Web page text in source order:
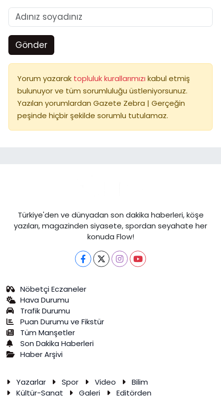
Gönder
Yorum yazarak topluluk kurallarımızı kabul etmiş
bulunuyor ve tüm sorumluluğu üstleniyorsunuz.
Yazılan yorumlardan Gazete Zebra | Gerçeğin
peşinde hiçbir şekilde sorumlu tutulamaz.
Türkiye'den ve dünyadan son dakika haberleri, köşe
yazıları, magazinden siyasete, spordan seyahate her
konuda Flow!
Nöbetçi Eczaneler
Hava Durumu
Trafik Durumu
Puan Durumu ve Fikstür
Tüm Manşetler
Son Dakika Haberleri
Haber Arşivi
Yazarlar Spor Video
Bilim
Kültür-Sanat
Galeri Editörden